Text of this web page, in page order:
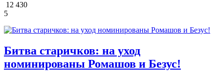
12 430
5
Битва старичков: на уход
номинированы Ромашов и Безус!